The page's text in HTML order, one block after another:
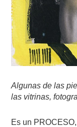
Algunas de las
las vitrinas,
Es un